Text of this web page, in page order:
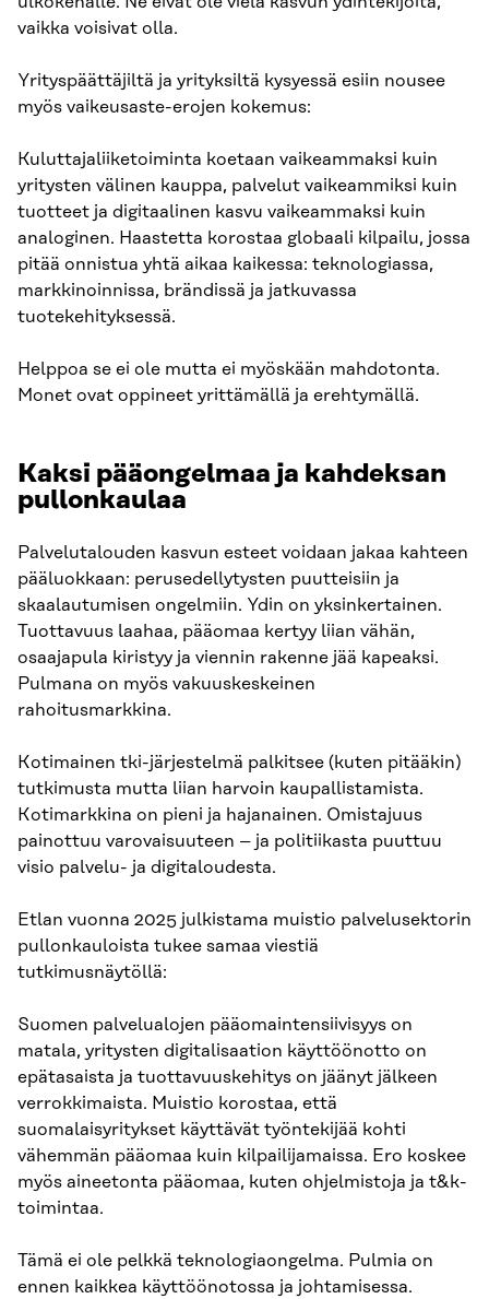
vaikka voisivat olla.
Yrityspäättäjiltä ja yrityksiltä kysyessä esiin nousee
myös vaikeusaste-erojen kokemus:
Kuluttajaliiketoiminta koetaan vaikeammaksi kuin
yritysten välinen kauppa, palvelut vaikeammiksi kuin
tuotteet ja digitaalinen kasvu vaikeammaksi kuin
analoginen. Haastetta korostaa globaali kilpailu, jossa
pitää onnistua yhtä aikaa kaikessa: teknologiassa,
markkinoinnissa, brändissä ja jatkuvassa
tuotekehityksessä.
Helppoa se ei ole mutta ei myöskään mahdotonta.
Monet ovat oppineet yrittämällä ja erehtymällä.
Kaksi pääongelmaa ja kahdeksan
pullonkaulaa
Palvelutalouden kasvun esteet voidaan jakaa kahteen
pääluokkaan: perusedellytysten puutteisiin ja
skaalautumisen ongelmiin. Ydin on yksinkertainen.
Tuottavuus laahaa, pääomaa kertyy liian vähän,
osaajapula kiristyy ja viennin rakenne jää kapeaksi.
Pulmana on myös vakuuskeskeinen
rahoitusmarkkina.
Kotimainen tki-järjestelmä palkitsee (kuten pitääkin)
tutkimusta mutta liian harvoin kaupallistamista.
Kotimarkkina on pieni ja hajanainen. Omistajuus
painottuu varovaisuuteen – ja politiikasta puuttuu
visio palvelu- ja digitaloudesta.
Etlan vuonna 2025 julkistama muistio palvelusektorin
pullonkauloista tukee samaa viestiä
tutkimusnäytöllä:
Suomen palvelualojen pääomaintensiivisyys on
matala, yritysten digitalisaation käyttöönotto on
epätasaista ja tuottavuuskehitys on jäänyt jälkeen
verrokkimaista. Muistio korostaa, että
suomalaisyritykset käyttävät työntekijää kohti
vähemmän pääomaa kuin kilpailijamaissa. Ero koskee
myös aineetonta pääomaa, kuten ohjelmistoja ja t&k-
toimintaa.
Tämä ei ole pelkkä teknologiaongelma. Pulmia on
ennen kaikkea käyttöönotossa ja johtamisessa.